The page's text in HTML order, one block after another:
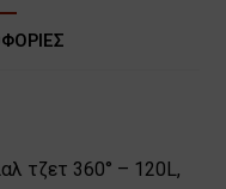
τζετ 360° – 120L,